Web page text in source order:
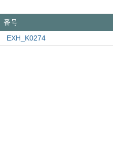
番号
EXH_K0274